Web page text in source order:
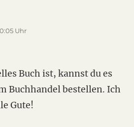
Uhr
Buch ist, kannst du es
Buchhandel bestellen. Ich
Gute!